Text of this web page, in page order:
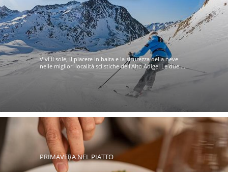
Vivi il sole, il piacere in baita e la sicurezza della neve
nelle migliori località sciistiche dell'Alto Adige! Le due ...
PRIMAVERA NEL PIATTO